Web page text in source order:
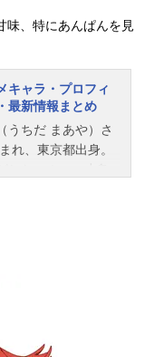
味、特にあんぱんを見
キャラ・プロフィ
最新情報まとめ
うちだ まあや）さ
れ、東京都出身。
を多く演じていま